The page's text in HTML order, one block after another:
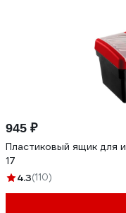
945 ₽
Пластиковый ящик для
17
4.3(110)